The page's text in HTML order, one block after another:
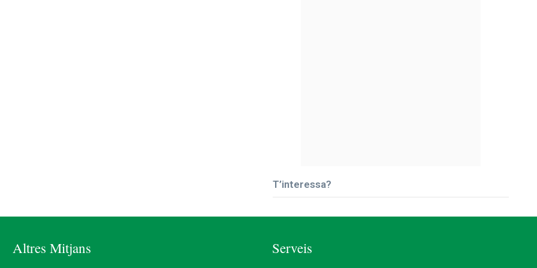
T’interessa?
Altres Mitjans Serveis